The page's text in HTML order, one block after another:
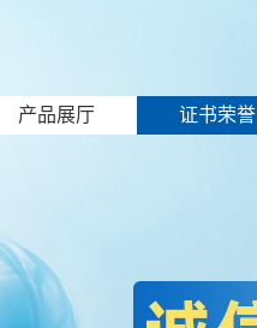
产品展厅 证书荣誉